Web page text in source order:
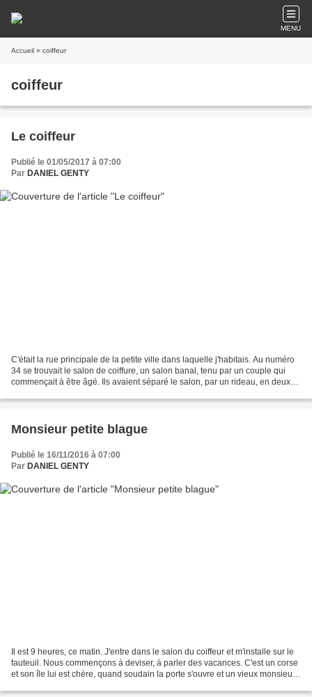
MENU
Accueil » coiffeur
coiffeur
Le coiffeur
Publié le 01/05/2017 à 07:00
Par DANIEL GENTY
C'était la rue principale de la petite ville dans laquelle j'habitais. Au numéro
34 se trouvait le salon de coiffure, un salon banal, tenu par un couple qui
commençait à être âgé. Ils avaient séparé le salon, par un rideau, en deux
Monsieur petite blague
Publié le 16/11/2016 à 07:00
Par DANIEL GENTY
Il est 9 heures, ce matin. J'entre dans le salon du coiffeur et m'installe sur le
fauteuil. Nous commençons à deviser, à parler des vacances. C'est un corse
et son île lui est chère, quand soudain la porte s'ouvre et un vieux monsieur